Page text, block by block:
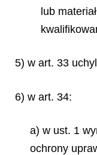
lub
5) w art. 33
6) w art. 34:
a) w ust. 1
ochrony